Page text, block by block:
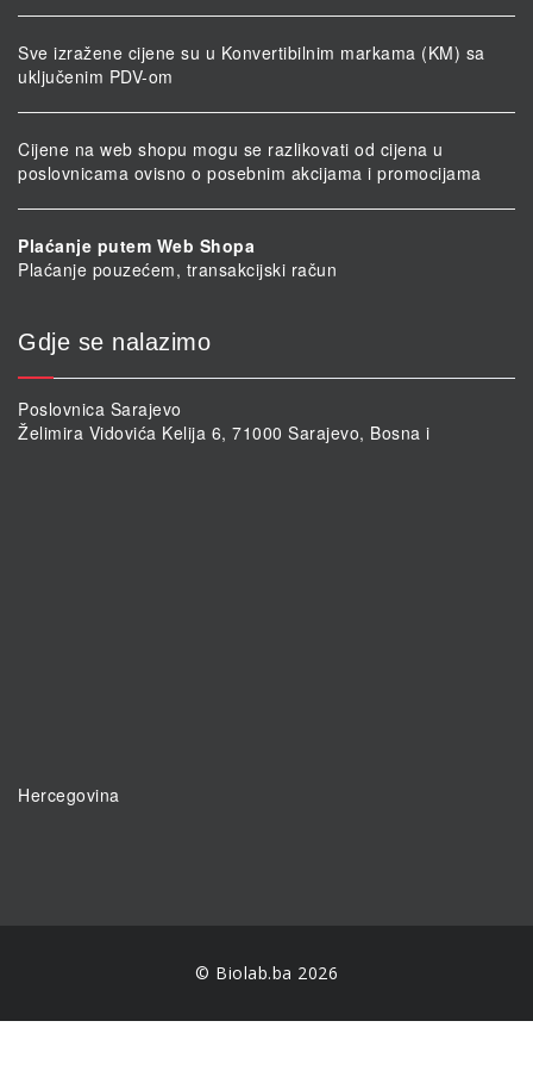
Sve izražene cijene su u Konvertibilnim markama (KM) sa
uključenim PDV-om
Cijene na web shopu mogu se razlikovati od cijena u
poslovnicama ovisno o posebnim akcijama i promocijama
Plaćanje putem Web Shopa
Plaćanje pouzećem, transakcijski račun
Gdje se nalazimo
Poslovnica Sarajevo
Želimira Vidovića Kelija 6, 71000 Sarajevo, Bosna i
Hercegovina
© Biolab.ba 2026